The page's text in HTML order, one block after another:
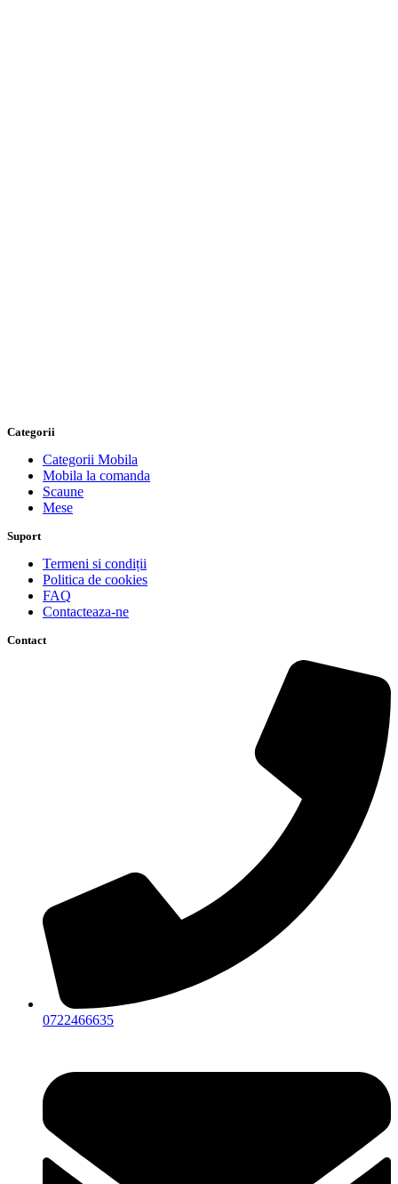
Categorii
Categorii Mobila
Mobila la comanda
Scaune
Mese
Suport
Termeni si condiții
Politica de cookies
FAQ
Contacteaza-ne
Contact
0722466635